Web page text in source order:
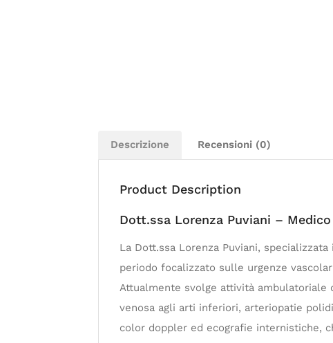
Descrizione Recensioni (0)
Product Description
Dott.ssa Lorenza Puviani –
La Dott.ssa Lorenza Puviani,
periodo focalizzato sulle urgenze
Attualmente svolge attività ambulatoriale
venosa agli arti inferiori, arteriopatie
color doppler ed ecografie internistiche,